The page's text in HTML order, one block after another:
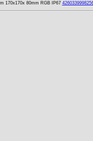
170x170x 80mm RGB IP67